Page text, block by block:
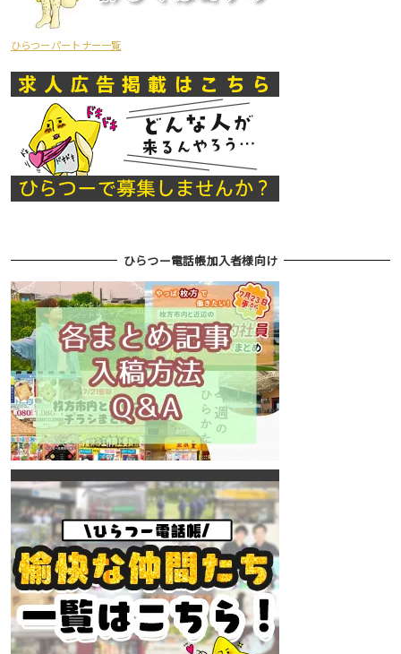
ひらつーパートナー一覧
ひらつー電話帳加入者様向け